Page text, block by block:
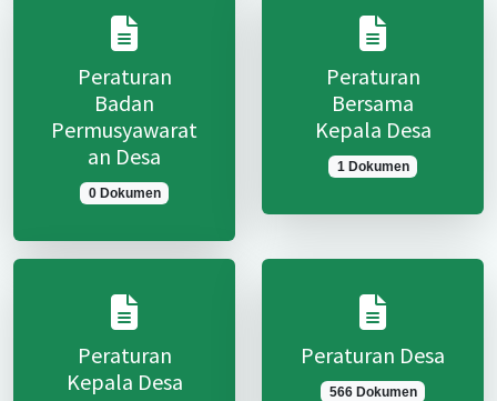
Peraturan
Badan
Permusyawarat
an Desa
0 Dokumen
Peraturan
Bersama
Kepala Desa
1 Dokumen
Peraturan
Kepala Desa
Peraturan Desa
566 Dokumen